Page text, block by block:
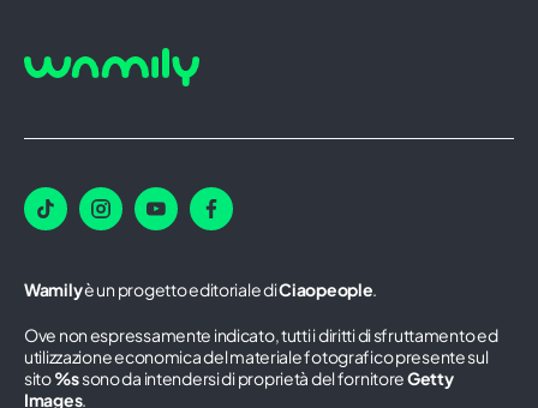
Wamilyè un progetto editoriale diCiaopeople.
Ove non espressamente indicato, tutti i diritti di sfruttamento ed
utilizzazione economica del materiale fotografico presente sul
sito%ssono da intendersi di proprietà del fornitoreGetty
Images.